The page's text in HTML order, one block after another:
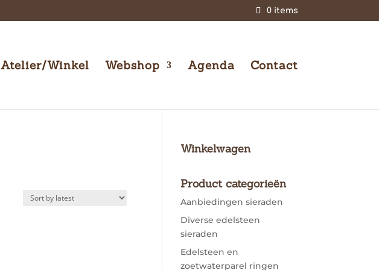
0 items
Atelier/Winkel Webshop Agenda Contact
Winkelwagen
Product categorieën
Aanbiedingen sieraden
Diverse edelsteen
sieraden
Edelsteen en
zoetwaterparel ringen